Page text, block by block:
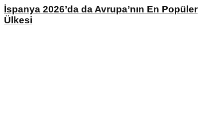
İspanya 2026’da da Avrupa’nın En Popüler
Ülkesi